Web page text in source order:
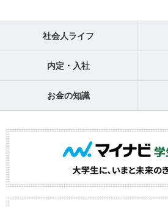
社会人ライフ
内定・入社
お金の知識